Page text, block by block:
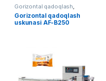
Gorizontal qadoqlash,
Qadoqlash
Gorizontal qadoqlash
uskunasi AF-B250